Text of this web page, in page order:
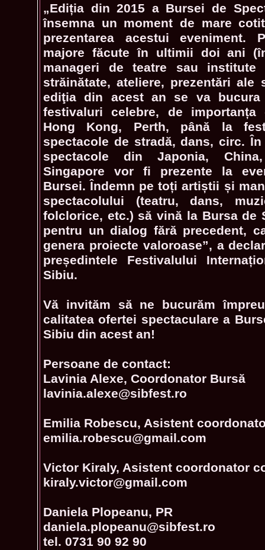
„Ediția din 2015 a Bursei de
însemna un moment de mare
prezentarea acestui eveniment.
majore făcute în ultimii doi ani
manageri de teatre sau
străinătate, ateliere, prezentări ale
ediţia din acest an se va bucura
festivaluri celebre, de
Hong Kong, Perth, până la
spectacole de stradă, dans, circ.
spectacole din Japonia,
Singapore vor fi prezente la
Bursei. Îndemn pe toți artiștii și
spectacolului (teatru, dans,
folclorice, etc.) să vină la Bursa de
pentru un dialog fără precedent,
genera proiecte valoroase”, a
președintele Festivalului
Sibiu.
Vă invităm să ne bucurăm
calitatea ofertei spectaculare a
Sibiu din acest an!
Persoane de contact:
Lavinia Alexe, Coordonator Bursă
lavinia.alexe@sibfest.ro
Emilia Robescu, Asistent
emilia.robescu@gmail.com
Victor Kiraly, Asistent coordonator
kiraly.victor@gmail.com
Daniela Plopeanu, PR
daniela.plopeanu@sibfest.ro
tel. 0731 90 92 90